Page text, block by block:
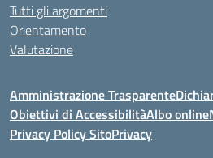
Tutti gli argomenti
Orientamento
Valutazione
Amministrazione Trasparente
Obiettivi di AccessibilitàAlbo online
Privacy Policy SitoPrivacy